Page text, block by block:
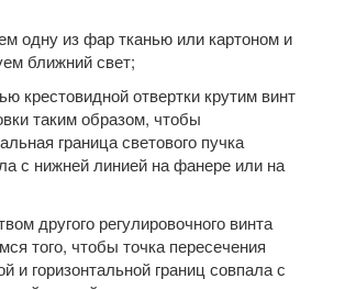
одну из фар тканью или картоном и
ближний свет;
крестовидной отвертки крутим винт
таким образом, чтобы
граница светового пучка
с нижней линией на фанере или на
другого регулировочного винта
того, чтобы точка пересечения
и горизонтальной границ совпала с